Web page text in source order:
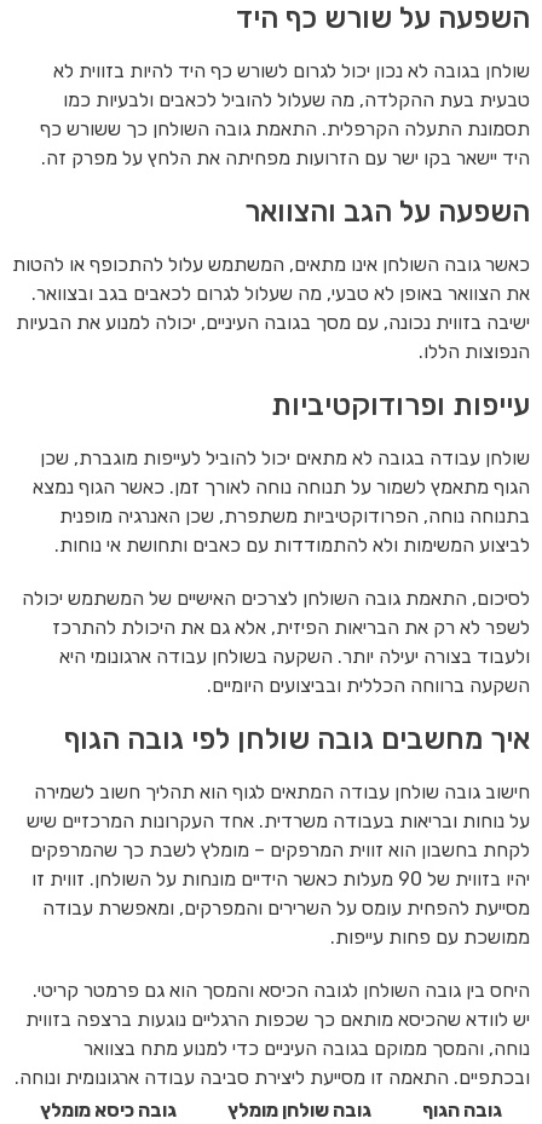
השפעה על שורש כף היד
שולחן בגובה לא נכון יכול לגרום לשורש כף היד להיות בזווית לא
טבעית בעת ההקלדה, מה שעלול להוביל לכאבים ולבעיות כמו
תסמונת התעלה הקרפלית. התאמת גובה השולחן כך ששורש כף
היד יישאר בקו ישר עם הזרועות מפחיתה את הלחץ על מפרק זה.
השפעה על הגב והצוואר
כאשר גובה השולחן אינו מתאים, המשתמש עלול להתכופף או להטות
את הצוואר באופן לא טבעי, מה שעלול לגרום לכאבים בגב ובצוואר.
ישיבה בזווית נכונה, עם מסך בגובה העיניים, יכולה למנוע את הבעיות
הנפוצות הללו.
עייפות ופרודוקטיביות
שולחן עבודה בגובה לא מתאים יכול להוביל לעייפות מוגברת, שכן
הגוף מתאמץ לשמור על תנוחה נוחה לאורך זמן. כאשר הגוף נמצא
בתנוחה נוחה, הפרודוקטיביות משתפרת, שכן האנרגיה מופנית
לביצוע המשימות ולא להתמודדות עם כאבים ותחושת אי נוחות.
לסיכום, התאמת גובה השולחן לצרכים האישיים של המשתמש יכולה
לשפר לא רק את הבריאות הפיזית, אלא גם את היכולת להתרכז
ולעבוד בצורה יעילה יותר. השקעה בשולחן עבודה ארגונומי היא
השקעה ברווחה הכללית ובביצועים היומיים.
איך מחשבים גובה שולחן לפי גובה הגוף
חישוב גובה שולחן עבודה המתאים לגוף הוא תהליך חשוב לשמירה
על נוחות ובריאות בעבודה משרדית. אחד העקרונות המרכזיים שיש
לקחת בחשבון הוא זווית המרפקים – מומלץ לשבת כך שהמרפקים
יהיו בזווית של 90 מעלות כאשר הידיים מונחות על השולחן. זווית זו
מסייעת להפחית עומס על השרירים והמפרקים, ומאפשרת עבודה
ממושכת עם פחות עייפות.
היחס בין גובה השולחן לגובה הכיסא והמסך הוא גם פרמטר קריטי.
יש לוודא שהכיסא מותאם כך שכפות הרגליים נוגעות ברצפה בזווית
נוחה, והמסך ממוקם בגובה העיניים כדי למנוע מתח בצוואר
ובכתפיים. התאמה זו מסייעת ליצירת סביבה עבודה ארגונומית ונוחה.
גובה הגוף
גובה שולחן מומלץ
גובה כיסא מומלץ